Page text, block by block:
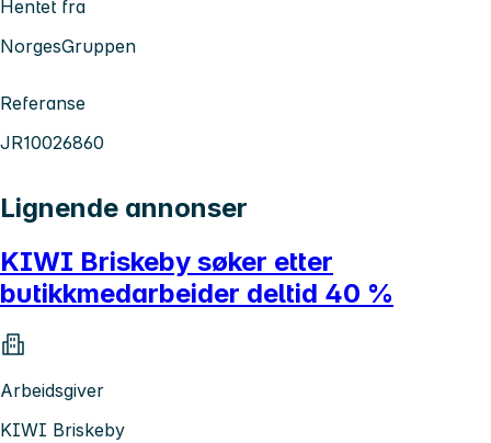
Hentet fra
NorgesGruppen
Referanse
JR10026860
Lignende annonser
KIWI Briskeby søker etter
butikkmedarbeider deltid 40 %
Arbeidsgiver
KIWI Briskeby